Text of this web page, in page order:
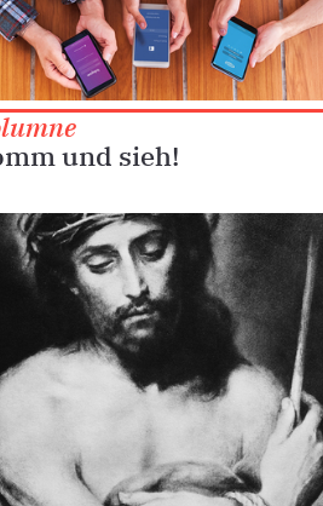
und sieh!